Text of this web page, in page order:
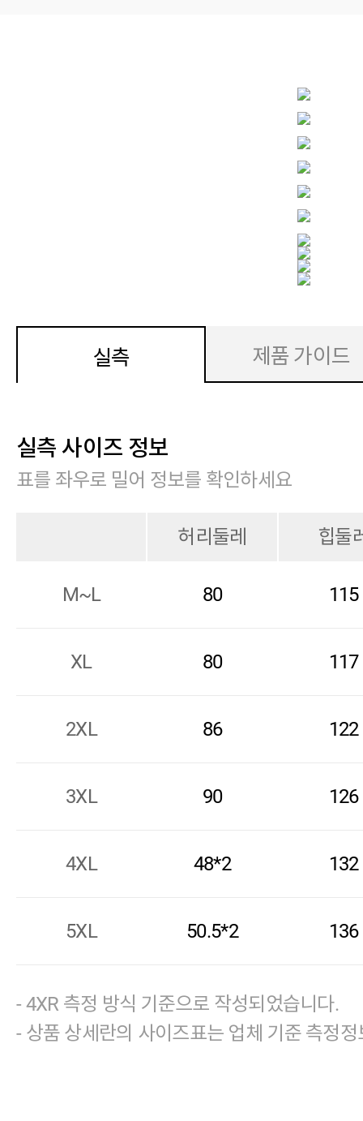
실측 제품 가이드
실측 사이즈 정보
표를 좌우로 밀어 정보를 확인하세요
허리둘레 힙둘
M~L 80 115
XL 80 117
2XL 86 122
3XL 90 126
4XL 48*2 132
5XL 50.5*2 136
- 4XR 측정 방식 기준으로 작성되었습니다.
- 상품 상세란의 사이즈표는 업체 기준 측정정